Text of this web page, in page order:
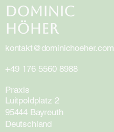
Dominic
Höher
kontakt@dominichoeher.com
+49 176 5560 8988
Praxis
Luitpoldplatz 2
95444 Bayreuth
Deutschland